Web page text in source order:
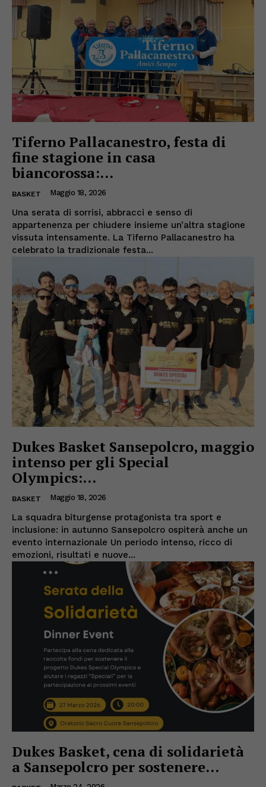
Tiferno Pallacanestro, festa di
fine stagione in casa
biancorossa:...
BASKET Maggio 18, 2026
Una serata di sorrisi, abbracci e senso di
appartenenza per chiudere insieme un’altra stagione
vissuta intensamente. La Tiferno Pallacanestro ha
celebrato la tradizionale festa...
Dukes Basket Sansepolcro, maggio
intenso per gli Special
Olympics:...
BASKET Maggio 18, 2026
La squadra biturgense protagonista tra sport e
inclusione: in autunno Sansepolcro ospiterà anche un
evento internazionale Un periodo intenso, ricco di
emozioni, risultati e nuove...
Dukes Basket, cena di solidarietà
a Sansepolcro per sostenere...